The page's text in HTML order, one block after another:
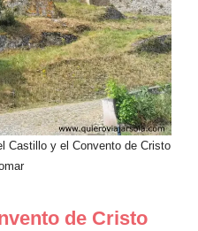
Castillo y el Convento de Cristo
de Cristo